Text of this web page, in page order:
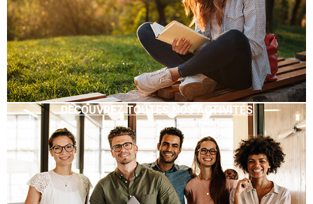
DÉCOUVREZ TOUTES NOS ACTIVITÉS